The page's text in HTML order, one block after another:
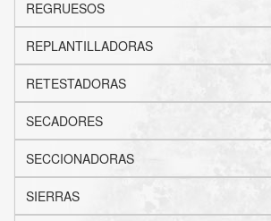
REGRUESOS
REPLANTILLADORAS
RETESTADORAS
SECADORES
SECCIONADORAS
SIERRAS